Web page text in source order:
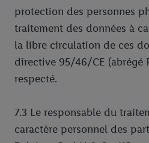
protection des personnes
traitement des données à
la libre circulation de ces
directive 95/46/CE (abrégé
respecté.
7.3 Le responsable du
caractère personnel des